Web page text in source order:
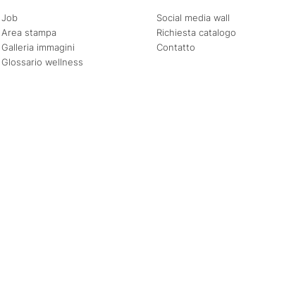
Job
Area stampa
Galleria immagini
Glossario wellness
Social media wall
Richiesta catalogo
Contatto